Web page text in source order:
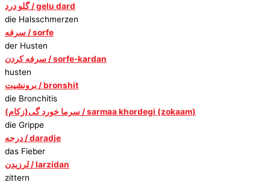
گلو درد / gelu dard
die Halsschmerzen
سرفه / sorfe
der Husten
سرفه کردن / sorfe-kardan
husten
برونشیت / bronshit
die Bronchitis
(سرما خورد گی(زکام / sarmaa khordegi (zokaam)
die Grippe
درجه / daradje
das Fieber
لرزیدن / larzidan
zittern